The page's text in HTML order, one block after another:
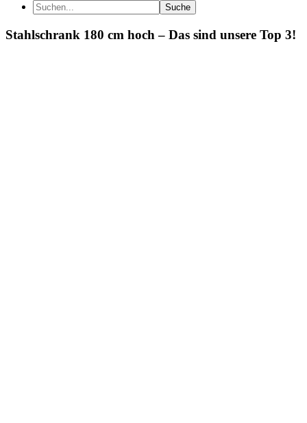
Suche
Stahlschrank 180 cm hoch – Das sind unsere Top 3!